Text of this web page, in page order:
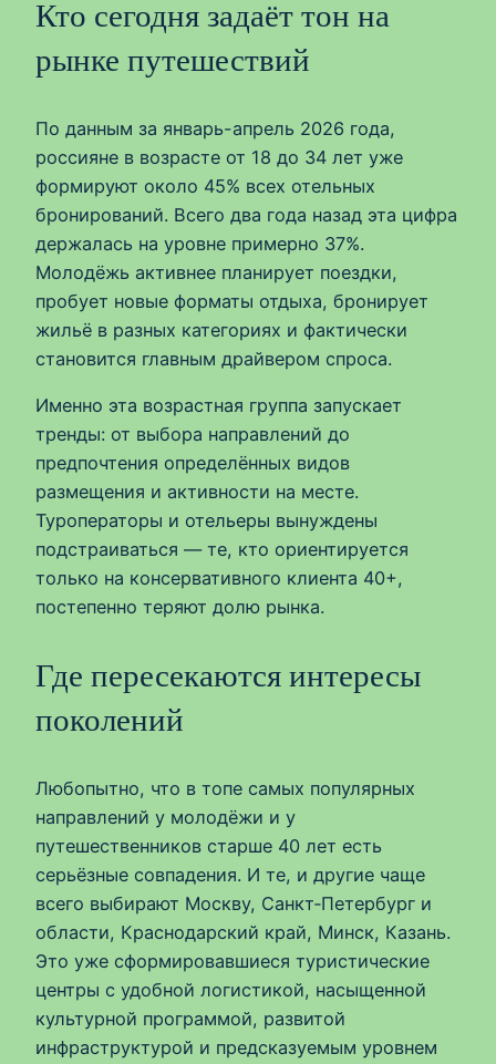
Кто сегодня задаёт тон на
рынке путешествий
По данным за январь-апрель 2026 года,
россияне в возрасте от 18 до 34 лет уже
формируют около 45% всех отельных
бронирований. Всего два года назад эта цифра
держалась на уровне примерно 37%.
Молодёжь активнее планирует поездки,
пробует новые форматы отдыха, бронирует
жильё в разных категориях и фактически
становится главным драйвером спроса.
Именно эта возрастная группа запускает
тренды: от выбора направлений до
предпочтения определённых видов
размещения и активности на месте.
Туроператоры и отельеры вынуждены
подстраиваться — те, кто ориентируется
только на консервативного клиента 40+,
постепенно теряют долю рынка.
Где пересекаются интересы
поколений
Любопытно, что в топе самых популярных
направлений у молодёжи и у
путешественников старше 40 лет есть
серьёзные совпадения. И те, и другие чаще
всего выбирают Москву, Санкт‑Петербург и
области, Краснодарский край, Минск, Казань.
Это уже сформировавшиеся туристические
центры с удобной логистикой, насыщенной
культурной программой, развитой
инфраструктурой и предсказуемым уровнем